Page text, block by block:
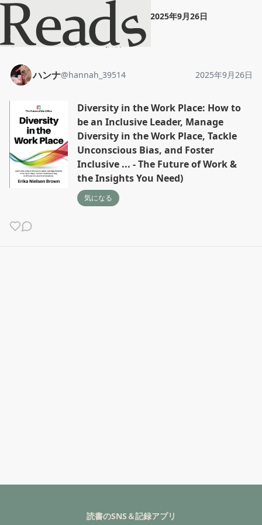
ハンナ" Diversity in t... 2025年9月26日
ホーム ハンナ 投稿
ハンナ@hannah_39514 2025年9月26日
Diversity in the Work Place: How to
be an Inclusive Leader, Manage
Diversity in the Work Place, Tackle
Unconscious Bias, and Foster
Inclusive ... - The Future of Work &
the Insights You Need)
気になる
読書のSNS＆記録アプリ